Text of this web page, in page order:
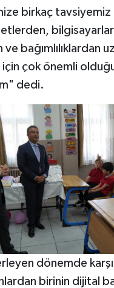
birkaç tavsiyemiz
bağımlılıklardan
için çok önemli
dedi.
dönemde
birinin dijital